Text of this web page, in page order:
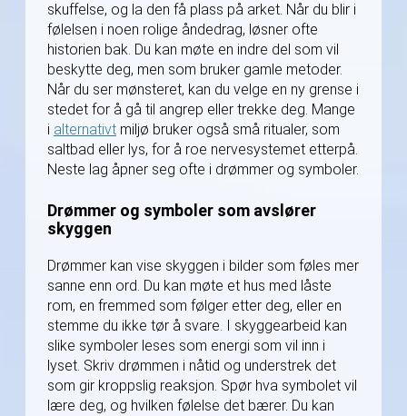
skuffelse, og la den få plass på arket. Når du blir i
følelsen i noen rolige åndedrag, løsner ofte
historien bak. Du kan møte en indre del som vil
beskytte deg, men som bruker gamle metoder.
Når du ser mønsteret, kan du velge en ny grense i
stedet for å gå til angrep eller trekke deg. Mange
i alternativt miljø bruker også små ritualer, som
saltbad eller lys, for å roe nervesystemet etterpå.
Neste lag åpner seg ofte i drømmer og symboler.
Drømmer og symboler som avslører
skyggen
Drømmer kan vise skyggen i bilder som føles mer
sanne enn ord. Du kan møte et hus med låste
rom, en fremmed som følger etter deg, eller en
stemme du ikke tør å svare. I skyggearbeid kan
slike symboler leses som energi som vil inn i
lyset. Skriv drømmen i nåtid og understrek det
som gir kroppslig reaksjon. Spør hva symbolet vil
lære deg, og hvilken følelse det bærer. Du kan